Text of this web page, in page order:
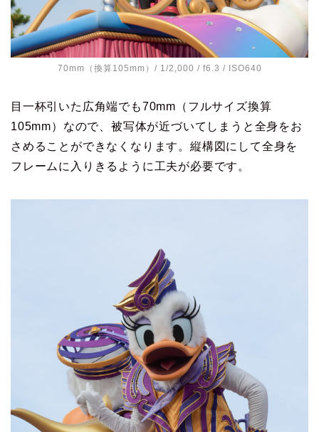
70mm（換算105mm）/ 1/2,000 / f6.3 / ISO640
目一杯引いた広角端でも70mm（フルサイズ換算
105mm）なので、被写体が近づいてしまうと全身をお
さめることができなくなります。縦構図にして全身を
フレームに入りきるように工夫が必要です。